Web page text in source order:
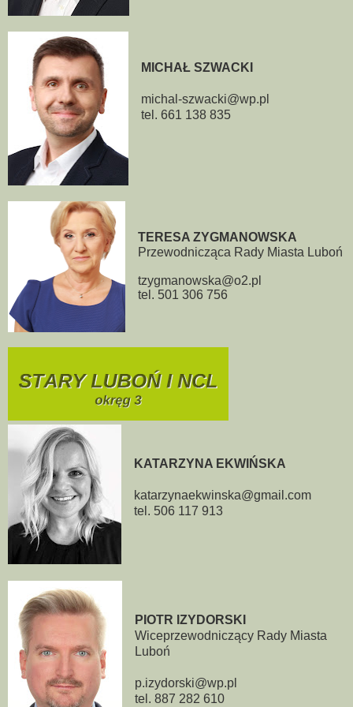
MICHAŁ SZWACKI
michal-szwacki@wp.pl
tel. 661 138 835
TERESA ZYGMANOWSKA
Przewodnicząca Rady Miasta Luboń
tzygmanowska@o2.pl
tel. 501 306 756
KATARZYNA EKWIŃSKA
katarzynaekwinska@gmail.com
tel. 506 117 913
PIOTR IZYDORSKI
Wiceprzewodniczący Rady Miasta
Luboń
p.izydorski@wp.pl
tel. 887 282 610